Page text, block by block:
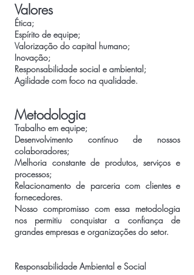
Valores
Ética;
Espírito de equipe;
Valorização do capital humano;
Inovação;
Responsabilidade social e ambiental;
Agilidade com foco na qualidade.
Metodologia
Trabalho em equipe;
Desenvolvimento contínuo de nossos
colaboradores;
Melhoria constante de produtos, serviços e
processos;
Relacionamento de parceria com clientes e
fornecedores.
Nosso compromisso com essa metodologia
nos permitiu conquistar a confiança de
grandes empresas e organizações do setor.
Responsabilidade Ambiental e Social